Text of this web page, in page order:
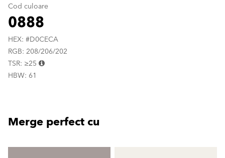
Cod culoare
0888
HEX: #D0CECA
RGB: 208/206/202
TSR: ≥25
HBW: 61
Merge perfect cu